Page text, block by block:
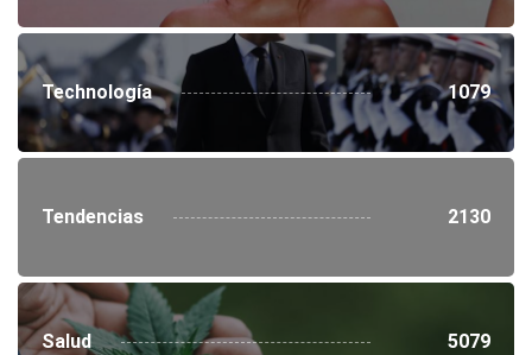
Technología 1079
Tendencias 2130
Salud 5079